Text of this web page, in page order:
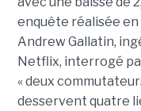
enquête réalisée en
Andrew Gallatin,
Netflix, interrogé
« deux
desservent quatre